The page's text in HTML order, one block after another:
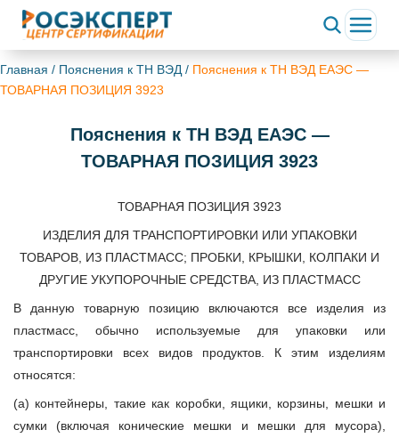
Главная / Пояснения к ТН ВЭД / Пояснения к ТН ВЭД ЕАЭС —
ТОВАРНАЯ ПОЗИЦИЯ 3923
Пояснения к ТН ВЭД ЕАЭС —
ТОВАРНАЯ ПОЗИЦИЯ 3923
ТОВАРНАЯ ПОЗИЦИЯ 3923
ИЗДЕЛИЯ ДЛЯ ТРАНСПОРТИРОВКИ ИЛИ УПАКОВКИ
ТОВАРОВ, ИЗ ПЛАСТМАСС; ПРОБКИ, КРЫШКИ, КОЛПАКИ И
ДРУГИЕ УКУПОРОЧНЫЕ СРЕДСТВА, ИЗ ПЛАСТМАСС
В данную товарную позицию включаются все изделия из
пластмасс, обычно используемые для упаковки или
транспортировки всех видов продуктов. К этим изделиям
относятся:
(а) контейнеры, такие как коробки, ящики, корзины, мешки и
сумки (включая конические мешки и мешки для мусора),